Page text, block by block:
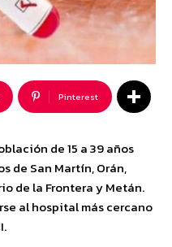
Pinterest
de 15 a 39 años
de San Martín, Orán,
de la Frontera y Metán.
al hospital más cercano